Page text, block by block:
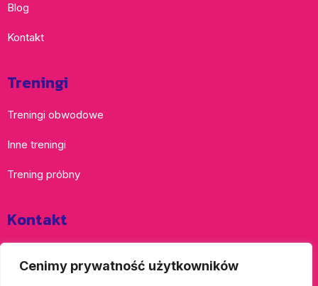
Cenimy prywatność użytkowników
Blog
Kontakt
Treningi
Treningi obwodowe
Inne treningi
Trening próbny
Kontakt
94-054 Łódź